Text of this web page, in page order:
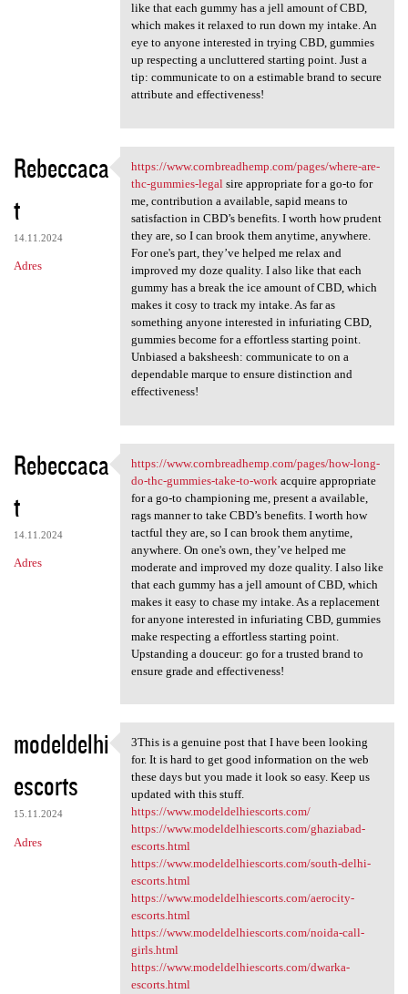
like that each gummy has a jell amount of CBD,
which makes it relaxed to run down my intake. An
eye to anyone interested in trying CBD, gummies
up respecting a uncluttered starting point. Just a
tip: communicate to on a estimable brand to secure
attribute and effectiveness!
Rebeccaca
t
14.11.2024
Adres
https://www.cornbreadhemp.com
https://www.cornbreadhemp.com/pages/where-are-
thc-gummies-legalsire appropriate for a go-to for
me, contribution a available, sapid means to
satisfaction in CBD’s benefits. I worth how prudent
they are, so I can brook them anytime, anywhere.
For one's part, they’ve helped me relax and
improved my doze quality. I also like that each
gummy has a break the ice amount of CBD, which
makes it cosy to track my intake. As far as
something anyone interested in infuriating CBD,
gummies become for a effortless starting point.
Unbiased a baksheesh: communicate to on a
dependable marque to ensure distinction and
effectiveness!
Rebeccaca
t
14.11.2024
Adres
https://www.cornbreadhemp.com
https://www.cornbreadhemp.com/pages/how-long-
do-thc-gummies-take-to-work acquire appropriate
for a go-to championing me, present a available,
rags manner to take CBD’s benefits. I worth how
tactful they are, so I can brook them anytime,
anywhere. On one's own, they’ve helped me
moderate and improved my doze quality. I also like
that each gummy has a jell amount of CBD, which
makes it easy to chase my intake. As a replacement
for anyone interested in infuriating CBD, gummies
make respecting a effortless starting point.
Upstanding a douceur: go for a trusted brand to
ensure grade and effectiveness!
modeldelhi
escorts
15.11.2024
Adres
3This is a genuine post that
3This is a genuine post that I have been looking
for. It is hard to get good information on the web
these days but you made it look so easy. Keep us
updated with this stuff.
https://www.modeldelhiescorts.com/
https://www.modeldelhiescorts.com/ghaziabad-
escorts.html
https://www.modeldelhiescorts.com/south-delhi-
escorts.html
https://www.modeldelhiescorts.com/aerocity-
escorts.html
https://www.modeldelhiescorts.com/noida-call-
girls.html
https://www.modeldelhiescorts.com/dwarka-
escorts.html